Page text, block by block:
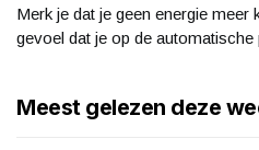
Merk je dat je geen energie meer
gevoel dat je op de automatische
Meest gelezen deze